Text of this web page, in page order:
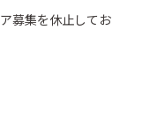
募集を休止してお